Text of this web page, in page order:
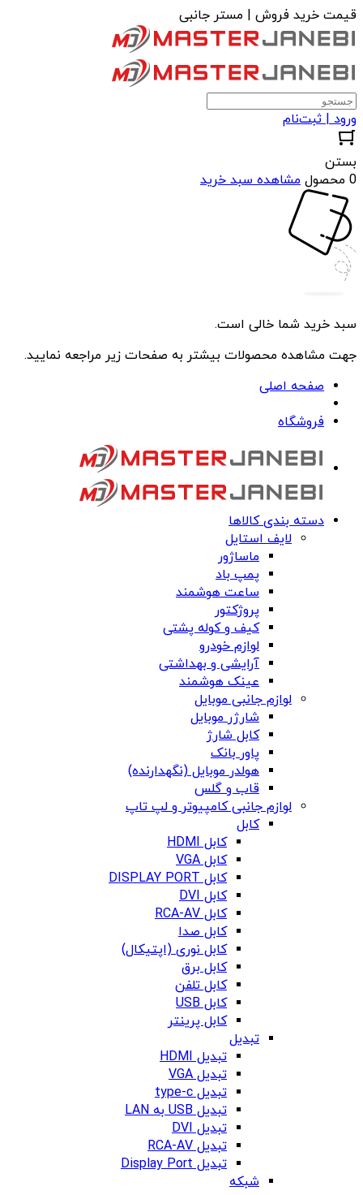
قیمت خرید فروش | مستر جانبی
ورود | ثبت‌نام
بستن
0 محصول
مشاهده سبد خرید
سبد خرید شما خالی است.
جهت مشاهده محصولات بیشتر به صفحات زیر مراجعه نمایید.
صفحه اصلی
فروشگاه
دسته بندی کالاها
لایف استایل
ماساژور
پمپ باد
ساعت هوشمند
پروژکتور
کیف و کوله پشتی
لوازم خودرو
آرایشی و بهداشتی
عینک هوشمند
لوازم جانبی موبایل
شارژر موبایل
کابل شارژ
پاور بانک
هولدر موبایل (نگهدارنده)
قاب و گلس
لوازم جانبی کامپیوتر و لپ تاپ
کابل
کابل HDMI
کابل VGA
کابل DISPLAY PORT
کابل DVI
کابل RCA-AV
کابل صدا
کابل نوری (اپتیکال)
کابل برق
کابل تلفن
کابل USB
کابل پرینتر
تبدیل
تبدیل HDMI
تبدیل VGA
تبدیل type-c
تبدیل USB به LAN
تبدیل DVI
تبدیل RCA-AV
تبدیل Display Port
شبکه